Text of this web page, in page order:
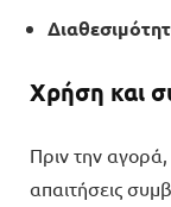
Χρήση και
Πριν την αγορά,
απαιτήσεις